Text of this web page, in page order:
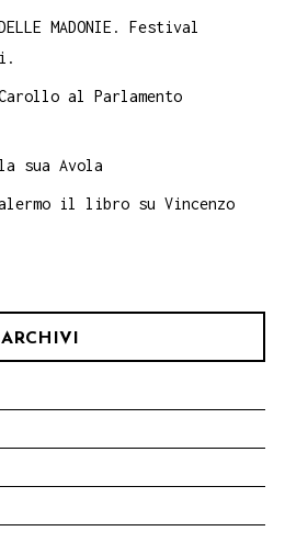
MADONIE. Festival
al Parlamento
sua Avola
il libro su Vincenzo
ARCHIVI